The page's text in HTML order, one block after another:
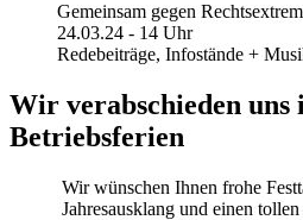
Gemeinsam gegen
24.03.24 - 14 Uhr
Redebeiträge, Infostände +
Wir verabschieden uns
Betriebsferien
Wir wünschen Ihnen frohe
Jahresausklang und einen